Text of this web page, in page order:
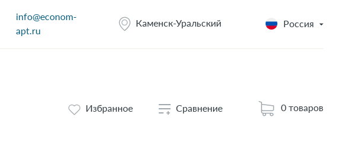
info@econom-
apt.ru
Каменск-Уральский Россия
Избранное Сравнение 0 товаров